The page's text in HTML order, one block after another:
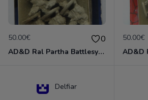
50.00€ 0
AD&D Ral Partha Battlesystem Miniatures Pack Iron Lord Dwarf Crossbowmen 11-854
50.00€
Delfiar